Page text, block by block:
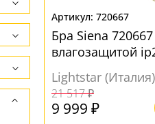
720667
Бра Siena
влагозащитой
Lightstar (Италия)
21 517 ₽
9 999 ₽